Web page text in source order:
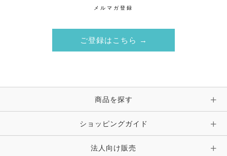
メルマガ登録
ご登録はこちら →
商品を探す
ショッピングガイド
法人向け販売